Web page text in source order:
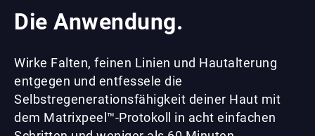
Die Anwendung.
Wirke Falten, feinen Linien und Hautalterung
entgegen und entfessele die
Selbstregenerationsfähigkeit deiner Haut mit
dem Matrixpeel™-Protokoll in acht einfachen